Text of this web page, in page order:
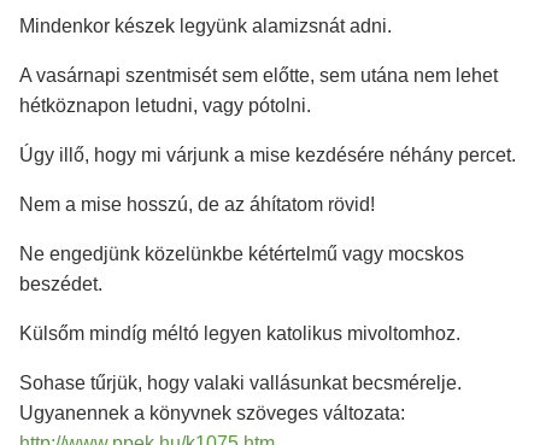
Mindenkor készek legyünk alamizsnát adni.
A vasárnapi szentmisét sem előtte, sem utána nem lehet
hétköznapon letudni, vagy pótolni.
Úgy illő, hogy mi várjunk a mise kezdésére néhány percet.
Nem a mise hosszú, de az áhítatom rövid!
Ne engedjünk közelünkbe kétértelmű vagy mocskos
beszédet.
Külsőm mindíg méltó legyen katolikus mivoltomhoz.
Sohase tűrjük, hogy valaki vallásunkat becsmérelje.
Ugyanennek a könyvnek szöveges változata: